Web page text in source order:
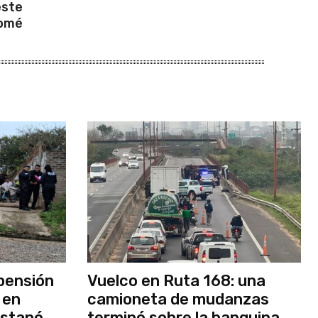
Vuelco en Ruta 168: una
camioneta de mudanzas